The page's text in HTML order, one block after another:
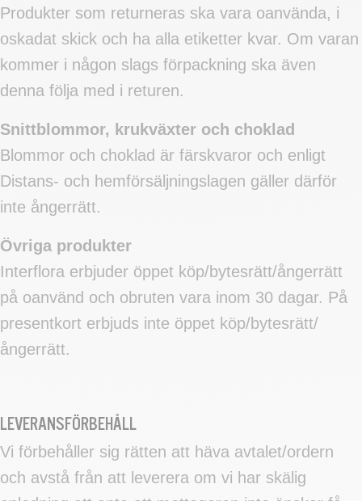
Produkter som returneras ska vara oanvända, i
oskadat skick och ha alla etiketter kvar. Om varan
kommer i någon slags förpackning ska även
denna följa med i returen.
Snittblommor, krukväxter och choklad
Blommor och choklad är färskvaror och enligt
Distans- och hemförsäljningslagen gäller därför
inte ångerrätt.
Övriga produkter
Interflora erbjuder öppet köp/bytesrätt/ångerrätt
på oanvänd och obruten vara inom 30 dagar. På
presentkort erbjuds inte öppet köp/bytesrätt/
ångerrätt.
LEVERANSFÖRBEHÅLL
Vi förbehåller sig rätten att häva avtalet/ordern
och avstå från att leverera om vi har skälig